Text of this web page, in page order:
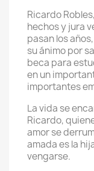
Ricardo
hechos y jura
pasan los
su ánimo por
beca para
en un
importantes
La vida se
Ricardo,
amor se
amada es la
vengarse.